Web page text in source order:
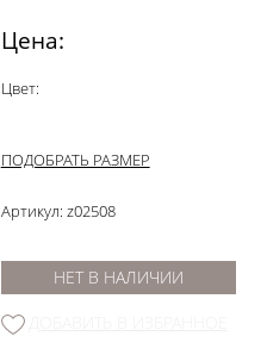
Цена:
Цвет:
ПОДОБРАТЬ РАЗМЕР
Артикул: z02508
НЕТ В НАЛИЧИИ